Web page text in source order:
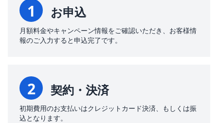
1 お申込
月額料金やキャンペーン情報をご確認いただき、お客様情
報のご入力すると申込完了です。
2 契約・決済
初期費用のお支払いはクレジットカード決済、もしくは振
込となります。